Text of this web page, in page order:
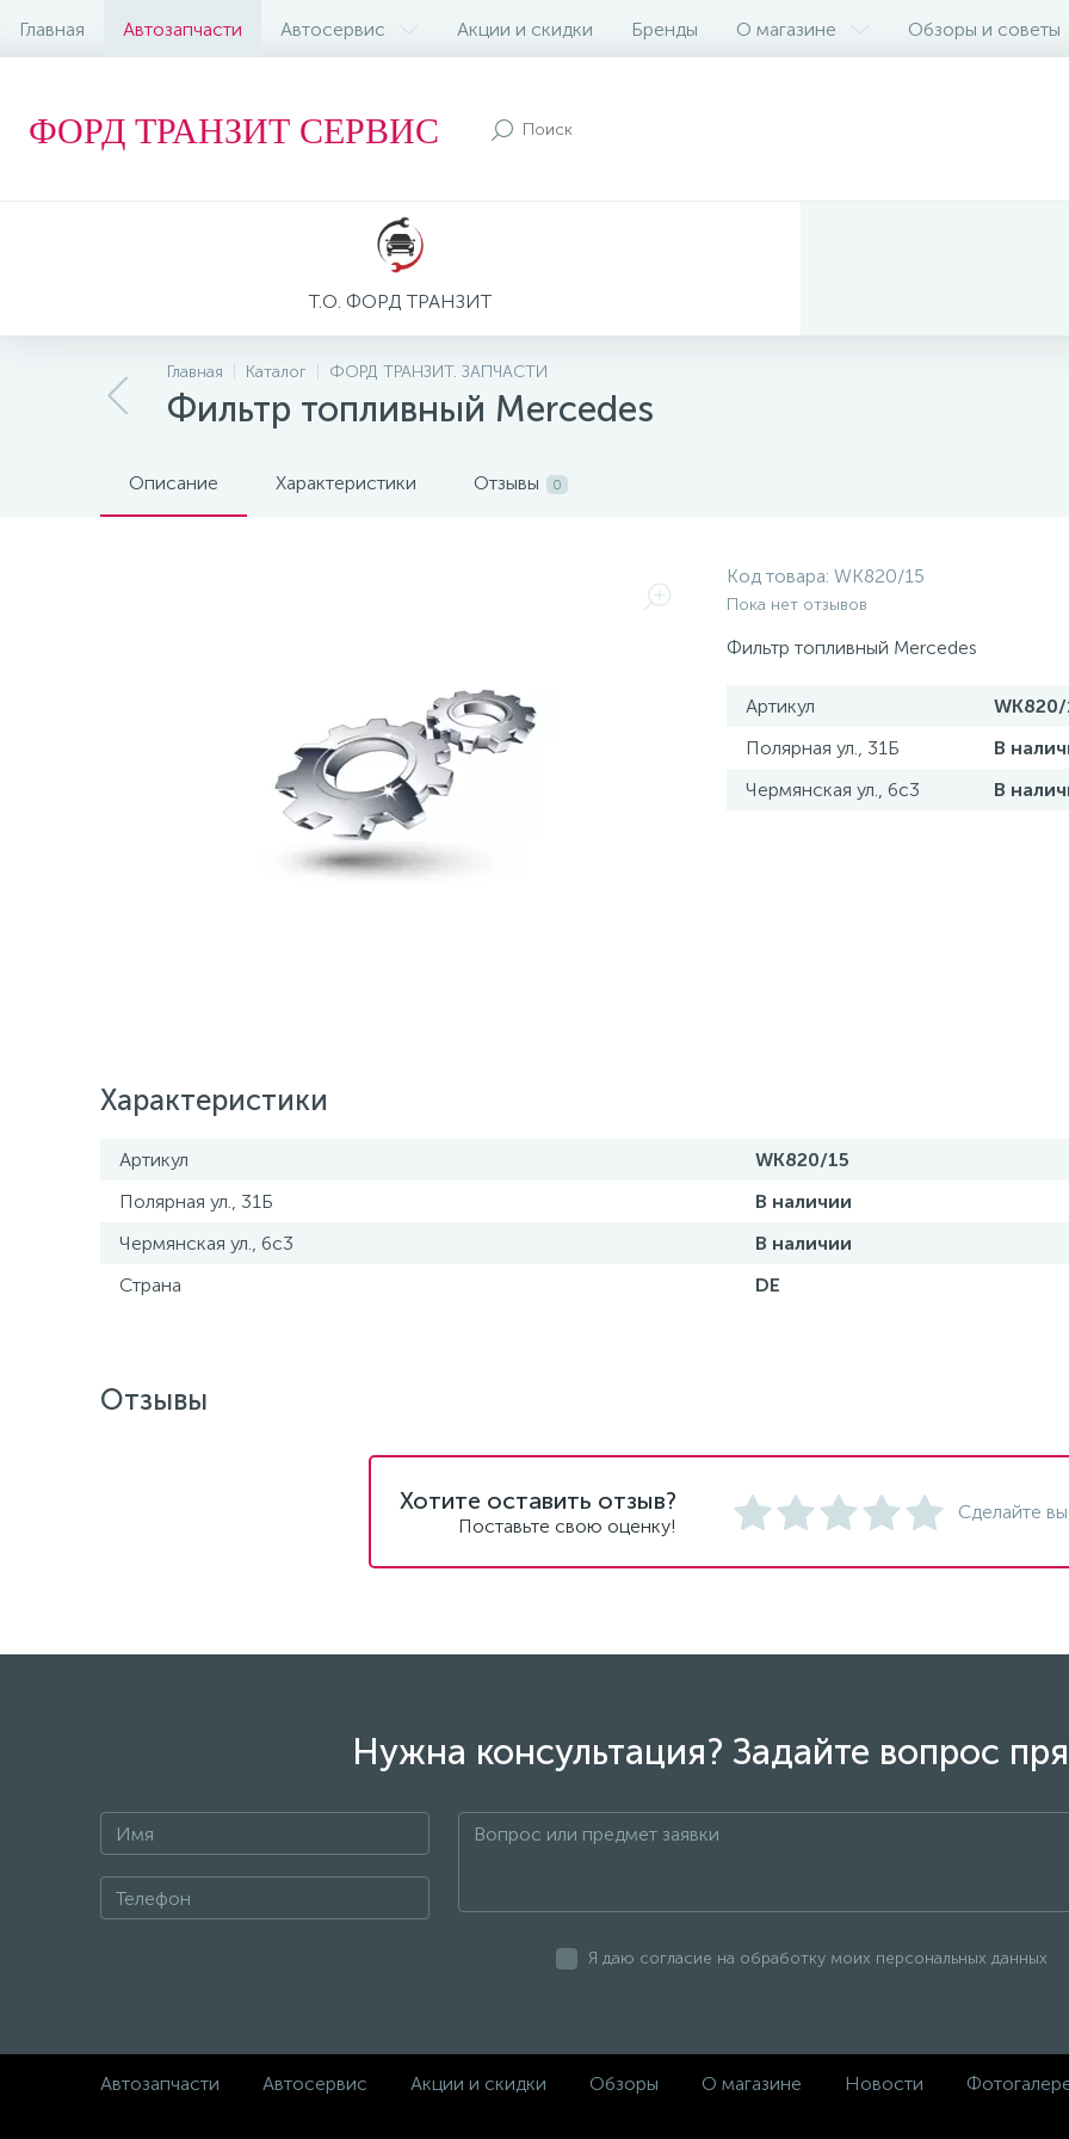
Главная Автозапчасти Автосервис Акции и скидки Бренды О магазине Обзоры и советы
ФОРД ТРАНЗИТ СЕРВИС
Т.О. ФОРД ТРАНЗИТ
Главная Каталог ФОРД ТРАНЗИТ. ЗАПЧАСТИ
Фильтр топливный Mercedes
Описание Характеристики Отзывы 0
Код товара: WK820/15
Пока нет отзывов
Фильтр топливный Mercedes
Артикул
Полярная ул., 31Б
В
Чермянская ул., 6с3
В
Характеристики
Артикул
WK820/15
Полярная ул., 31Б
В наличии
Чермянская ул., 6с3
В наличии
Страна
DE
Отзывы
Хотите оставить отзыв?
Поставьте свою оценку!
Сделайте
Нужна консультация? Задайте вопрос
Я даю согласие на обработку моих персональных данных
Автозапчасти Автосервис Акции и скидки Обзоры О магазине Новости